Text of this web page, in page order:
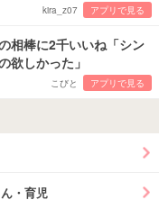
kira_z07 アプリで見る
相棒に2千いいね「シン
欲しかった」
こびと アプリで見る
・育児